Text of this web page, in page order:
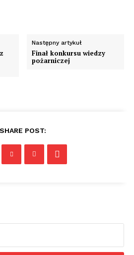
Następny artykuł
Finał konkursu wiedzy
pożarniczej
SHARE POST: